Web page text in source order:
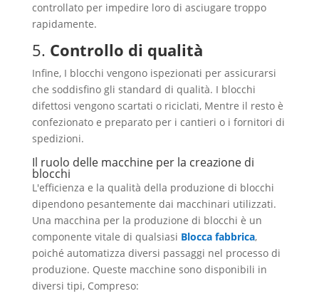
controllato per impedire loro di asciugare troppo
rapidamente.
5. Controllo di qualità
Infine, I blocchi vengono ispezionati per assicurarsi
che soddisfino gli standard di qualità. I blocchi
difettosi vengono scartati o riciclati, Mentre il resto è
confezionato e preparato per i cantieri o i fornitori di
spedizioni.
Il ruolo delle macchine per la creazione di
blocchi
L'efficienza e la qualità della produzione di blocchi
dipendono pesantemente dai macchinari utilizzati.
Una macchina per la produzione di blocchi è un
componente vitale di qualsiasi Blocca fabbrica,
poiché automatizza diversi passaggi nel processo di
produzione. Queste macchine sono disponibili in
diversi tipi, Compreso: